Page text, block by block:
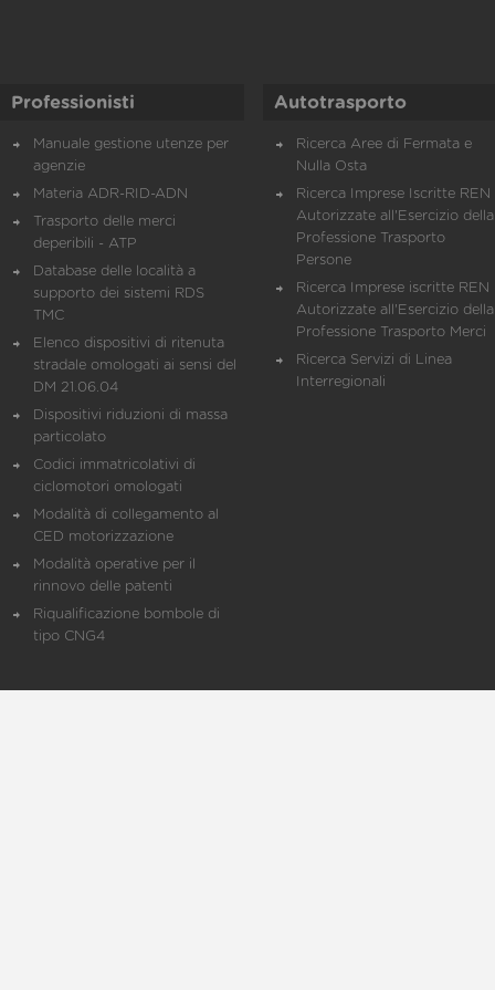
Professionisti
Manuale gestione utenze per
agenzie
Materia ADR-RID-ADN
Trasporto delle merci
deperibili - ATP
Database delle località a
supporto dei sistemi RDS
TMC
Elenco dispositivi di ritenuta
stradale omologati ai sensi del
DM 21.06.04
Dispositivi riduzioni di massa
particolato
Codici immatricolativi di
ciclomotori omologati
Modalità di collegamento al
CED motorizzazione
Modalità operative per il
rinnovo delle patenti
Riqualificazione bombole di
tipo CNG4
Autotrasporto
Ricerca Aree di Fermata e
Nulla Osta
Ricerca Imprese Iscritte REN
Autorizzate all'Esercizio della
Professione Trasporto
Persone
Ricerca Imprese iscritte REN
Autorizzate all'Esercizio della
Professione Trasporto Merci
Ricerca Servizi di Linea
Interregionali